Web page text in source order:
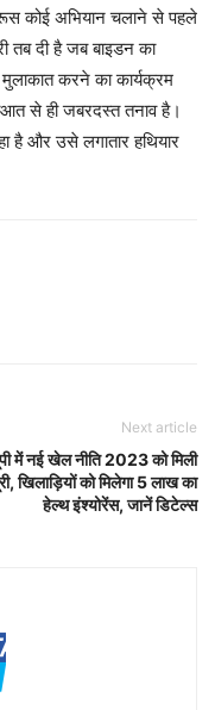
कोई अभियान चलाने से पहले
तब दी है जब बाइडन का
करने का कार्यक्रम
से ही जबरदस्त तनाव है।
और उसे लगातार हथियार
Next article
में नई खेल नीति 2023 को मिली
खिलाड़ियों को मिलेगा 5 लाख का
हेल्थ इंश्योरेंस, जानें डिटेल्स